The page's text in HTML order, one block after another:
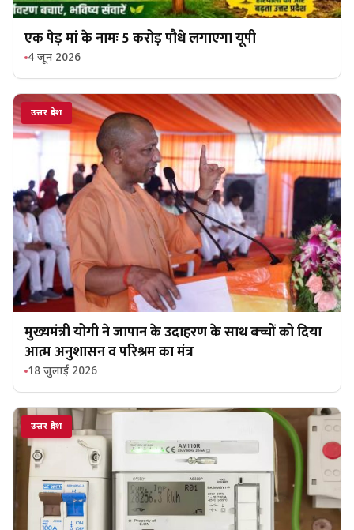
एक पेड़ मां के नामः 5 करोड़ पौधे लगाएगा यूपी
4 जून 2026
उत्तर प्रदेश
मुख्यमंत्री योगी ने जापान के उदाहरण के साथ बच्चों को दिया
आत्म अनुशासन व परिश्रम का मंत्र
18 जुलाई 2026
उत्तर प्रदेश